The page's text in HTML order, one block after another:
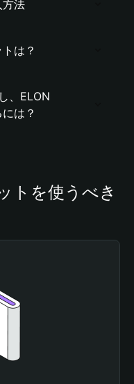
方法
は？
、ELON
は？
トを使うべき